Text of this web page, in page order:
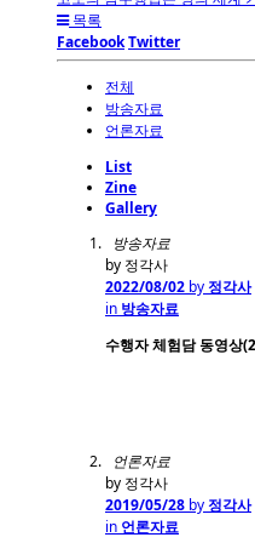
목록
FacebookTwitter
전체
방송자료
언론자료
List
Zine
Gallery
방송자료
by 정각사
2022/08/02 by 정각사
in 방송자료
수행자 체험담 동영상
언론자료
by 정각사
2019/05/28 by 정각사
in 언론자료